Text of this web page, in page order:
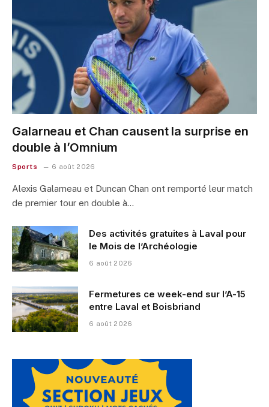
Galarneau et Chan causent la surprise en
double à l’Omnium
Sports 6 août 2026
Alexis Galarneau et Duncan Chan ont remporté leur match
de premier tour en double à…
Des activités gratuites à Laval pour
le Mois de l’Archéologie
6 août 2026
Fermetures ce week-end sur l’A-15
entre Laval et Boisbriand
6 août 2026